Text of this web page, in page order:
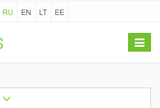
RU EN LT EE
Toggle